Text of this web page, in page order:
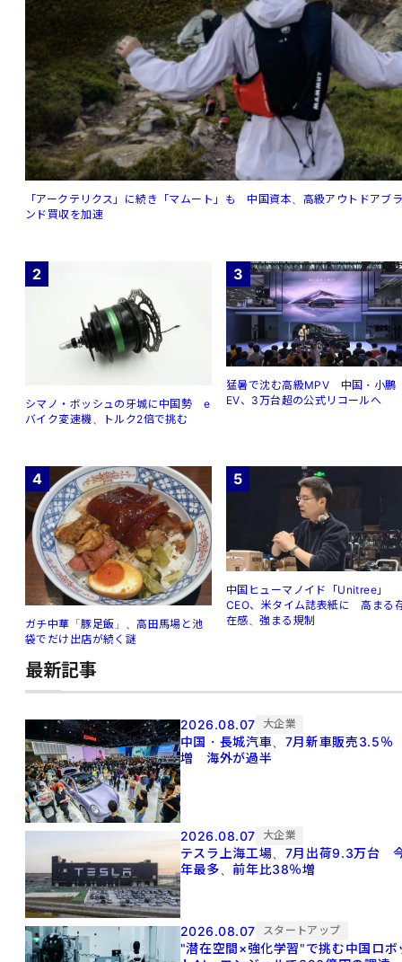
「アークテリクス」に続き「マムート」も 中国資本、高級アウトドアブ
ンド買収を加速
2
シマノ・ボッシュの牙城に中国勢 e
バイク変速機、トルク2倍で挑む
3
猛暑で沈む高級MPV 中国・小鵬
EV、3万台超の公式リコールへ
4
ガチ中華「豚足飯」、高田馬場と池
袋でだけ出店が続く謎
5
中国ヒューマノイド「Unitree」
CEO、米タイム誌表紙に 高まる
在感、強まる規制
最新記事
2026.08.07 大企業
中国・長城汽車、7月新車販売3.5％
増 海外が過半
2026.08.07 大企業
テスラ上海工場、7月出荷9.3万台
年最多、前年比38％増
2026.08.07 スタートアップ
"潜在空間×強化学習"で挑む中国ロボ